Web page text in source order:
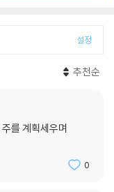
설정
추천순
를 계획세우며
0